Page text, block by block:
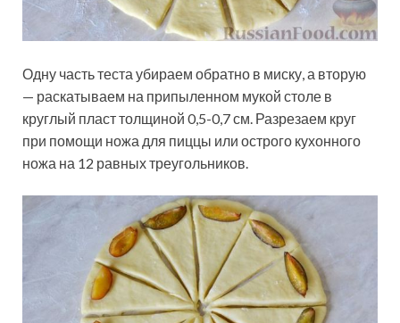
Одну часть теста убираем обратно в миску, а вторую
— раскатываем на припыленном мукой столе в
круглый пласт толщиной 0,5-0,7 см. Разрезаем круг
при помощи ножа для пиццы или острого кухонного
ножа на 12 равных треугольников.